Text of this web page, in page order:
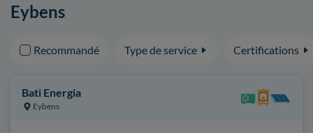
Eybens
Recommandé Type de service Certifications
Bati Energia
Eybens